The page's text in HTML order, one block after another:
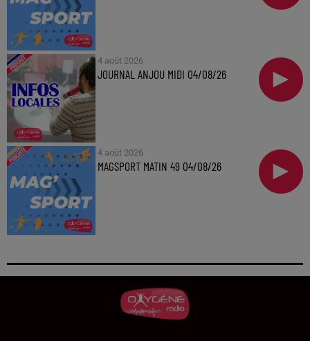
4 août 2026
JOURNAL ANJOU MIDI 04/08/26
4 août 2026
MAGSPORT MATIN 49 04/08/26